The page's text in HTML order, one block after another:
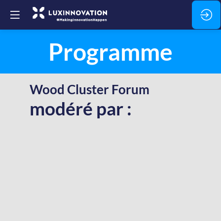
Programme
Wood Cluster Forum
modéré par :